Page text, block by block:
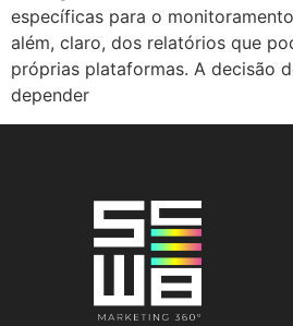
específicas para o
além, claro, dos relatórios que
próprias plataformas. A decisão
depender